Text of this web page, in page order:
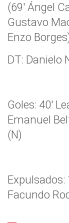
(69′ Ángel
Gustavo
Enzo
DT: Danielo
Goles: 40′
Emanuel
(N)
Expulsados:
Facundo